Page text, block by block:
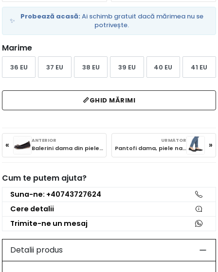
✨ Probează acasă: Ai schimb gratuit dacă mărimea nu se
potrivește.
Marime
36 EU 37 EU 38 EU 39 EU 40 EU 41 EU
📏GHID MĂRIMI
« ANTERIOR
Balerini dama din piele naturala, PASS Collection M4M480009A 01-N, negru »
URMĂTOR
Pantofi dama, piele naturala intoarsa, Remonte D0K12-02, negru
Cum te putem ajuta?
Suna-ne: +40743727624
Cere detalii
Trimite-ne un mesaj
Detalii produs